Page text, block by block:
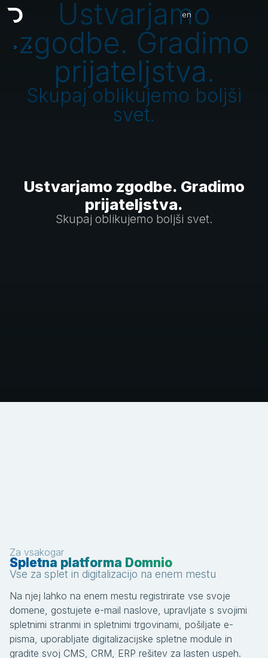
en
» »
Ustvarjamo zgodbe. Gradimo
prijateljstva.
Skupaj oblikujemo boljši svet.
Ustvarjamo
zgodbe. Gradimo
prijateljstva.
Skupaj oblikujemo boljši
svet.
Za vsakogar
Spletna platforma Domnio
Vse za splet in digitalizacijo na enem mestu
Na njej lahko na enem mestu registrirate vse svoje
domene, gostujete e-mail naslove, upravljate s svojimi
spletnimi stranmi in spletnimi trgovinami, pošiljate e-
pisma, uporabljate digitalizacijske spletne module in
gradite svoj CMS, CRM, ERP rešitev za lasten uspeh.